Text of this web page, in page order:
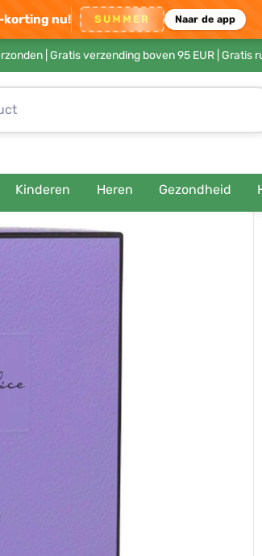
korting nu! SUMMER Naar de app
| Gratis verzending boven 95 EUR| Gratis
Kinderen Heren Gezondheid